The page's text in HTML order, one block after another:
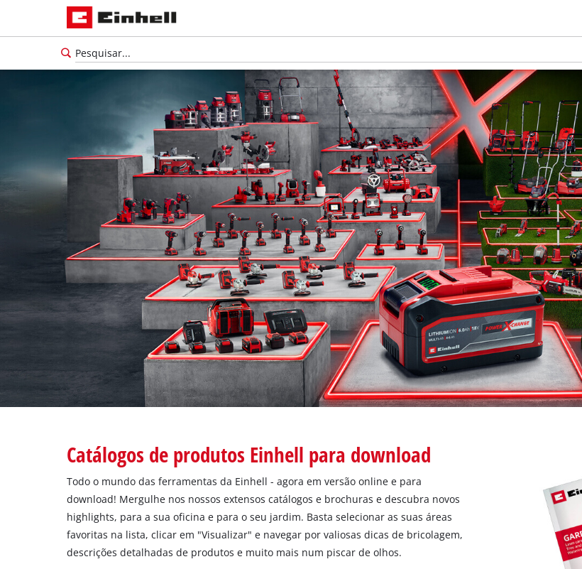
Catálogos de produtos Einhell para download
Todo o mundo das ferramentas da Einhell - agora em versão online e para
download! Mergulhe nos nossos extensos catálogos e brochuras e descubra novos
highlights, para a sua oficina e para o seu jardim. Basta selecionar as suas áreas
favoritas na lista, clicar em "Visualizar" e navegar por valiosas dicas de bricolagem,
descrições detalhadas de produtos e muito mais num piscar de olhos.